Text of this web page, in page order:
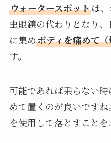
ウォータースポットは
虫眼鏡の代わりとなり
に集めボディを痛めて
す。
可能であれば乗らない
めて置くのが良いです
を使用して落とすことを